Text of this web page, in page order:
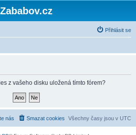
Zababov.cz
Přihlásit se
z vašeho disku uložená tímto fórem?
Všechny časy jsou v UTC
Smazat cookies
nás